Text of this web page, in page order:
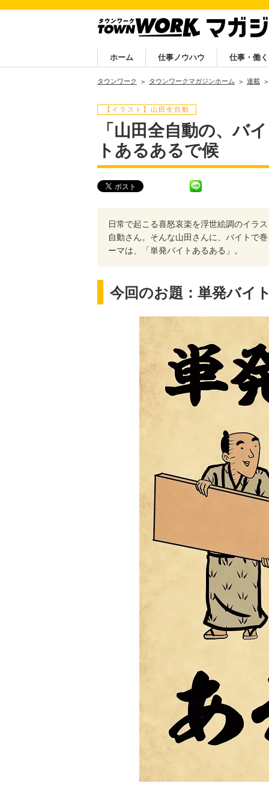
ホーム 仕事ノウハウ 仕事・働く
タウンワーク タウンワークマガジンホーム 連載
【イラスト】山田全自動
「山田全自動の、バ
トあるあるで候
日常で起こる喜怒哀楽を浮世絵調のイラ
自動さん。そんな山田さんに、バイトで
ーマは、「単発バイトあるある」。
今回のお題：単発バイ